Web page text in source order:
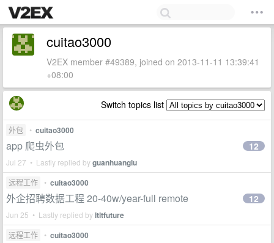
cuitao3000
V2EX member #49389, joined on 2013-11-11 13:39:41
+08:00
Switch topics list
外包 • cuitao3000
app 爬虫外包
Jul 27 • Lastly replied byguanhuanglu
12
远程工作 • cuitao3000
外企招聘数据工程 20-40w/year-full remote
Jun 25 • Lastly replied byltltfuture
12
远程工作 • cuitao3000